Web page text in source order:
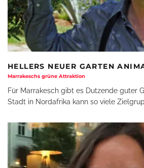
HELLERS NEUER GARTEN
Marrakeschs grüne Attraktion
Für Marrakesch gibt es Dutzende guter
Stadt in Nordafrika kann so viele